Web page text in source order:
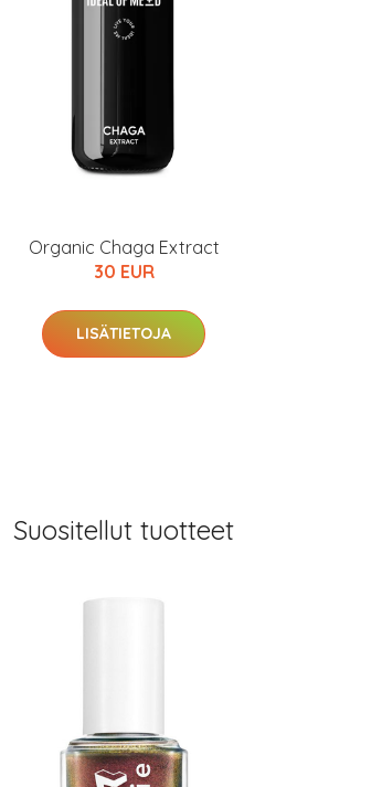
Organic Chaga Extract
30 EUR
LISÄTIETOJA
Suositellut tuotteet